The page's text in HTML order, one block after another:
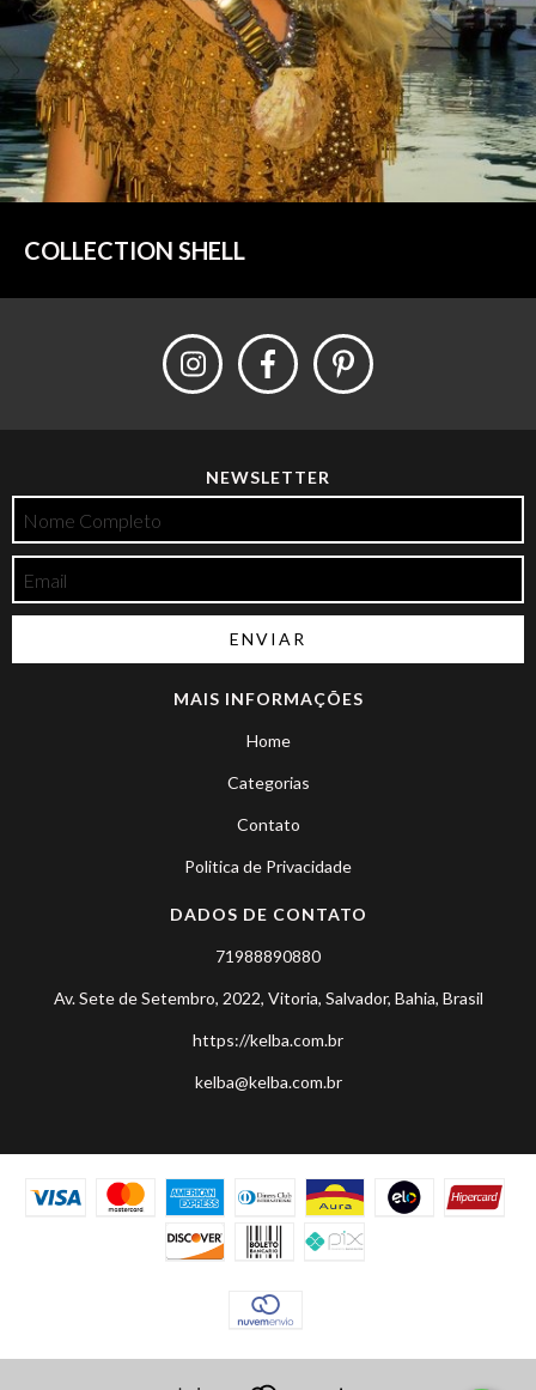
COLLECTION SHELL
NEWSLETTER
MAIS INFORMAÇÕES
Home
Categorias
Contato
Politica de Privacidade
DADOS DE CONTATO
71988890880
Av. Sete de Setembro, 2022, Vitoria, Salvador, Bahia, Brasil
https://kelba.com.br
kelba@kelba.com.br